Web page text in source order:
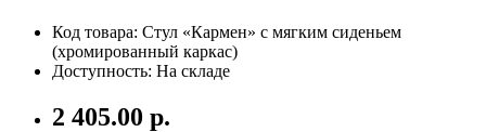
Код товара: Стул «Кармен» с мягким сиденьем
(хромированный каркас)
Доступность: На складе
2 405.00 р.